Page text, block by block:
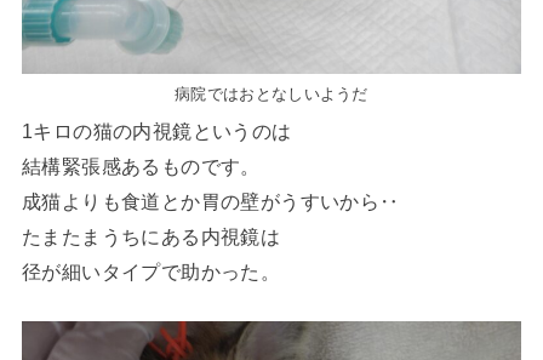
病院ではおとなしいようだ
1キロの猫の内視鏡というのは
結構緊張感あるものです。
成猫よりも食道とか胃の壁がうすいから‥
たまたまうちにある内視鏡は
径が細いタイプで助かった。